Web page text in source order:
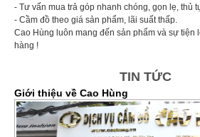
- Tư vấn mua trả góp nhanh chóng, gọn lẹ, thủ
- Cầm đồ theo giá sản phẩm, lãi suất thấp.
Cao Hùng luôn mang đến sản phẩm và sự tiện
hàng !
TIN TỨC
Giới thiệu về Cao Hùng